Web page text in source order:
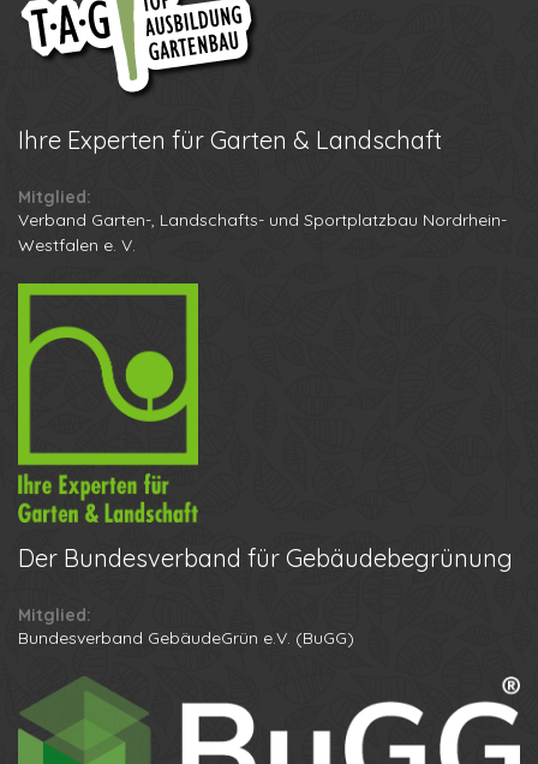
Ihre Experten für Garten & Landschaft
Mitglied:
Verband Garten-, Landschafts- und Sportplatzbau Nordrhein-
Westfalen e. V.
Der Bundesverband für Gebäudebegrünung
Mitglied:
Bundesverband GebäudeGrün e.V. (BuGG)